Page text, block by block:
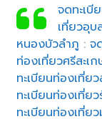
จดทะเบี
เที่ยวอุบ
หนองบัวลำภู :จ
ท่องเที่ยวศรีสะเก
ทะเบียนท่องเที่ย
ทะเบียนท่องเที่ย
ทะเบียนท่องเที่ย